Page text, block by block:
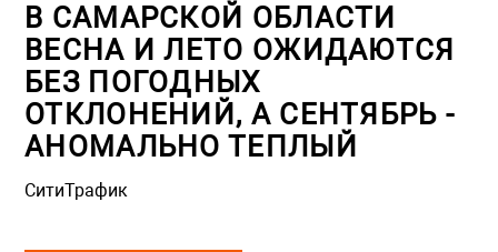
В САМАРСКОЙ ОБЛАСТИ
ВЕСНА И ЛЕТО ОЖИДАЮТСЯ
БЕЗ ПОГОДНЫХ
ОТКЛОНЕНИЙ, А СЕНТЯБРЬ -
АНОМАЛЬНО ТЕПЛЫЙ
СитиТрафик